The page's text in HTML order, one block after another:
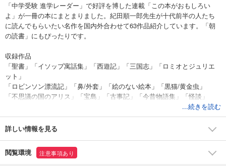
「中学受験 進学レーダー」で好評を博した連載「この本がおもしろい
よ」が一冊の本にまとまりました。紀田順一郎先生が十代前半の人たち
に読んでもらいたい名作を国内外合わせて63作品紹介しています。「朝
の読書」にもぴったりです。
収録作品
「聖書」「イソップ寓話集」「西遊記」「三国志」「ロミオとジュリエ
ット」
「ロビンソン漂流記」「鼻/外套」「絵のない絵本」「黒猫/黄金虫」
「不思議の国のアリス」「宝島」「古事記」「今昔物語集」「怪談」
「坊ちゃん」「千曲川のスケッチ」「山椒太夫」「科学と科学者のはな
し」
「杜子春/蜘蛛の糸」など
...続きを読む
詳しい情報を見る
閲覧環境 注意事項あり